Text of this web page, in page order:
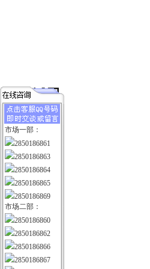
市场一部：
2850186861
2850186863
2850186864
2850186865
2850186869
市场二部：
2850186860
2850186862
2850186866
2850186867